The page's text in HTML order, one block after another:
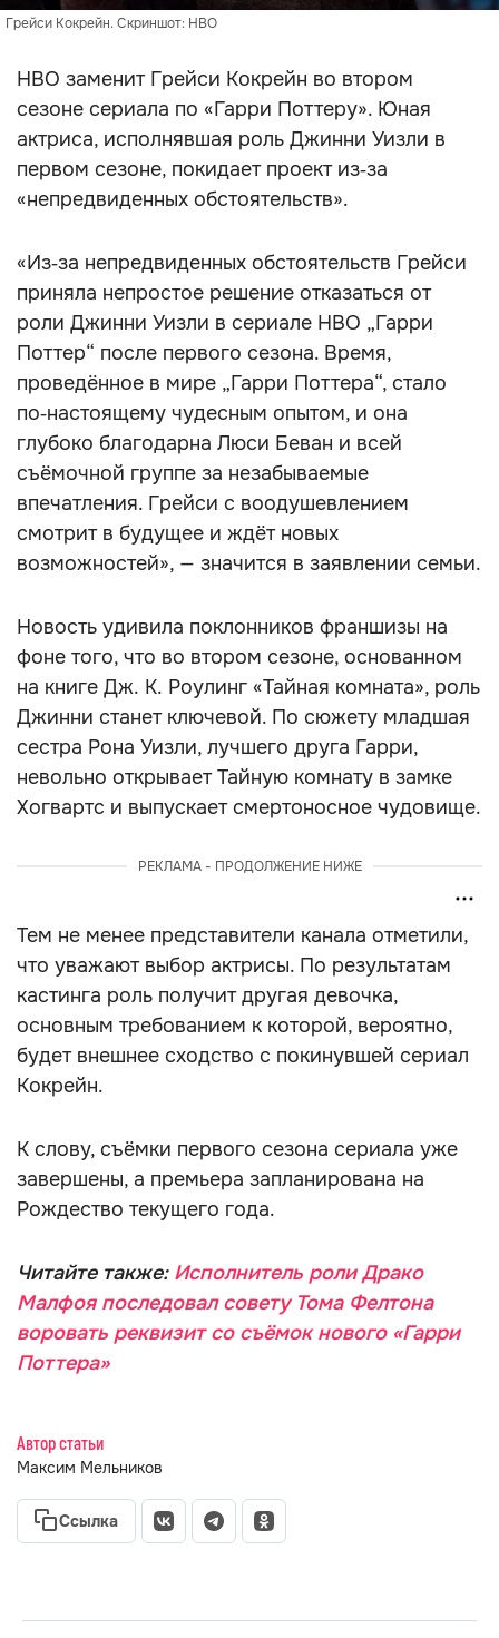
Грейси Кокрейн. Скриншот: HBO
HBO заменит Грейси Кокрейн во втором
сезоне сериала по «Гарри Поттеру». Юная
актриса, исполнявшая роль Джинни Уизли в
первом сезоне, покидает проект из‑за
«непредвиденных обстоятельств».
«Из‑за непредвиденных обстоятельств Грейси
приняла непростое решение отказаться от
роли Джинни Уизли в сериале HBO „Гарри
Поттер“ после первого сезона. Время,
проведённое в мире „Гарри Поттера“, стало
по‑настоящему чудесным опытом, и она
глубоко благодарна Люси Беван и всей
съёмочной группе за незабываемые
впечатления. Грейси с воодушевлением
смотрит в будущее и ждёт новых
возможностей», — значится в заявлении семьи.
Новость удивила поклонников франшизы на
фоне того, что во втором сезоне, основанном
на книге Дж. К. Роулинг «Тайная комната», роль
Джинни станет ключевой. По сюжету младшая
сестра Рона Уизли, лучшего друга Гарри,
невольно открывает Тайную комнату в замке
Хогвартс и выпускает смертоносное чудовище.
РЕКЛАМА - ПРОДОЛЖЕНИЕ НИЖЕ
Тем не менее представители канала отметили,
что уважают выбор актрисы. По результатам
кастинга роль получит другая девочка,
основным требованием к которой, вероятно,
будет внешнее сходство с покинувшей сериал
Кокрейн.
К слову, съёмки первого сезона сериала уже
завершены, а премьера запланирована на
Рождество текущего года.
Читайте также: Исполнитель роли Драко
Малфоя последовал совету Тома Фелтона
воровать реквизит со съёмок нового «Гарри
Поттера»
Автор статьи
Максим Мельников
Ссылка